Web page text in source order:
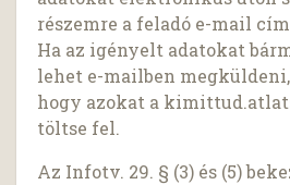
részemre a feladó e-mail
Ha az igényelt adatokat
lehet e-mailben
hogy azokat a
töltse fel.
Az Infotv. 29. § (3) és (5)